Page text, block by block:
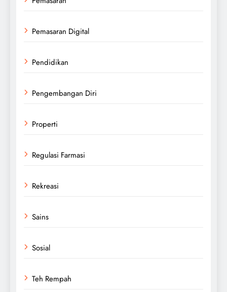
Pemasaran Digital
Pendidikan
Pengembangan Diri
Properti
Regulasi Farmasi
Rekreasi
Sains
Sosial
Teh Rempah